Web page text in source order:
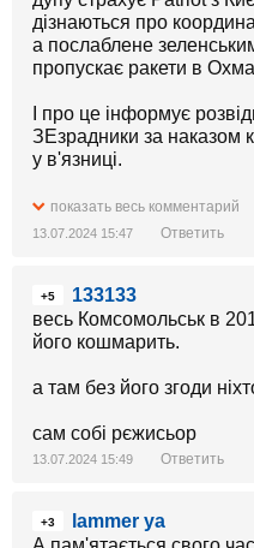
дізнаються про
а послаблене
пропускає ракети в
І про це інформує
ЗЕзрадники за наказом
у в'язниці.
Я правильно зрозумів
показать весь комментарий
13.07.2024 15:47 Ответить
+5
133133
весь Комсомольськ в
його кошмарить.
а там без його згоди
сам собі рєжисьор
13.07.2024 15:49 Ответить
+3
lammer ya